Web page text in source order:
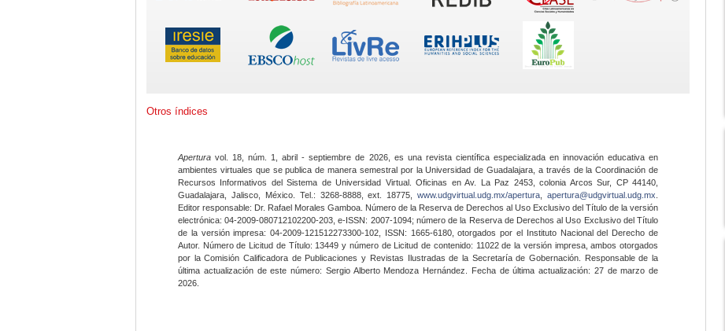
Otros índices
Apertura vol. 18, núm. 1, abril - septiembre de 2026, es una revista científica especializada en innovación educativa en
ambientes virtuales que se publica de manera semestral por la Universidad de Guadalajara, a través de la Coordinación de
Recursos Informativos del Sistema de Universidad Virtual. Oficinas en Av. La Paz 2453, colonia Arcos Sur, CP 44140,
Guadalajara, Jalisco, México. Tel.: 3268-8888, ext. 18775,www.udgvirtual.udg.mx/apertura apertura@udgvirtual.udg.mx
Editor responsable: Dr. Rafael Morales Gamboa. Número de la Reserva de Derechos al Uso Exclusivo del Título de la versión
electrónica: 04-2009-080712102200-203, e-ISSN: 2007-1094; número de la Reserva de Derechos al Uso Exclusivo del Título
de la versión impresa: 04-2009-121512273300-102, ISSN: 1665-6180, otorgados por el Instituto Nacional del Derecho de
Autor. Número de Licitud de Título: 13449 y número de Licitud de contenido: 11022 de la versión impresa, ambos otorgados
por la Comisión Calificadora de Publicaciones y Revistas Ilustradas de la Secretaría de Gobernación. Responsable de la
última actualización de este número: Sergio Alberto Mendoza Hernández. Fecha de última actualización: 27 de marzo de
2026.